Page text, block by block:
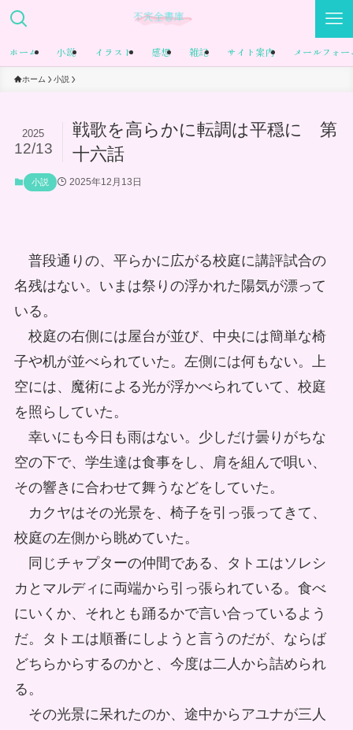
ホーム 小説 イラスト 感想 雑記 サイト案内 メールフォー
ホーム 小説
戦歌を高らかに転調は平穏に 第
十六話
2025
12/13
小説 2025年12月13日
普段通りの、平らかに広がる校庭に講評試合の
名残はない。いまは祭りの浮かれた陽気が漂って
いる。
校庭の右側には屋台が並び、中央には簡単な椅
子や机が並べられていた。左側には何もない。上
空には、魔術による光が浮かべられていて、校庭
を照らしていた。
幸いにも今日も雨はない。少しだけ曇りがちな
空の下で、学生達は食事をし、肩を組んで唄い、
その響きに合わせて舞うなどをしていた。
カクヤはその光景を、椅子を引っ張ってきて、
校庭の左側から眺めていた。
同じチャプターの仲間である、タトエはソレシ
カとマルディに両端から引っ張られている。食べ
にいくか、それとも踊るかで言い合っているよう
だ。タトエは順番にしようと言うのだが、ならば
どちらからするのかと、今度は二人から詰められ
る。
その光景に呆れたのか、途中からアユナが三人